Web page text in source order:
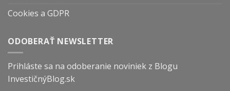
Cookies a GDPR
ODOBERAŤ NEWSLETTER
Prihláste sa na odoberanie noviniek z Blogu
InvestičnýBlog.sk